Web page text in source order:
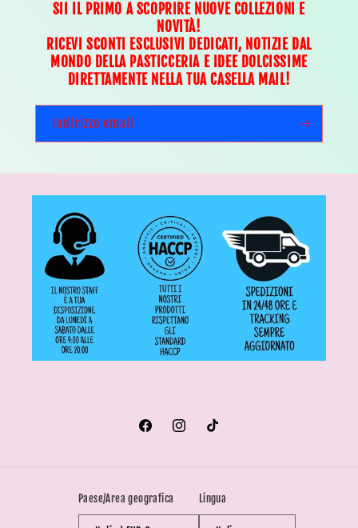
SII IL PRIMO A SCOPRIRE NUOVE COLLEZIONI E
NOVITÀ!
RICEVI SCONTI ESCLUSIVI DEDICATI, NOTIZIE DAL
MONDO DELLA PASTICCERIA E IDEE DOLCISSIME
DIRETTAMENTE NELLA TUA CASELLA MAIL!
Indirizzo email
FacebookInstagramTikTok
Paese/Area geografica Lingua